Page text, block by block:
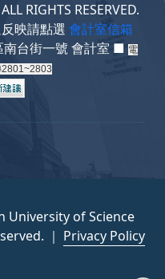
RIGHTS RESERVED.
映請點選 會計室信箱
台街一號 會計室 ■ 電
University of Science
｜ Privacy Policy